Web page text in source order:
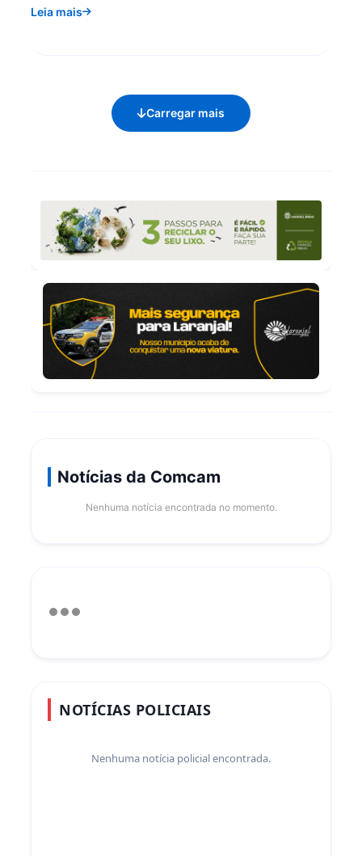
Leia mais
Carregar mais
Notícias da Comcam
Nenhuma notícia encontrada no momento.
NOTÍCIAS POLICIAIS
Nenhuma notícia policial encontrada.